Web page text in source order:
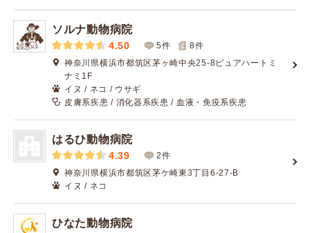
ソルナ動物病院
4.50 5件 8件
神奈川県横浜市都筑区茅ヶ崎中央25-8ピュアハートミ
ナミ1F
イヌ / ネコ / ウサギ
皮膚系疾患 / 消化器系疾患 / 血液・免疫系疾患
はるひ動物病院
4.39
2件
神奈川県横浜市都筑区茅ケ崎東3丁目6-27-B
イヌ / ネコ
ひなた動物病院